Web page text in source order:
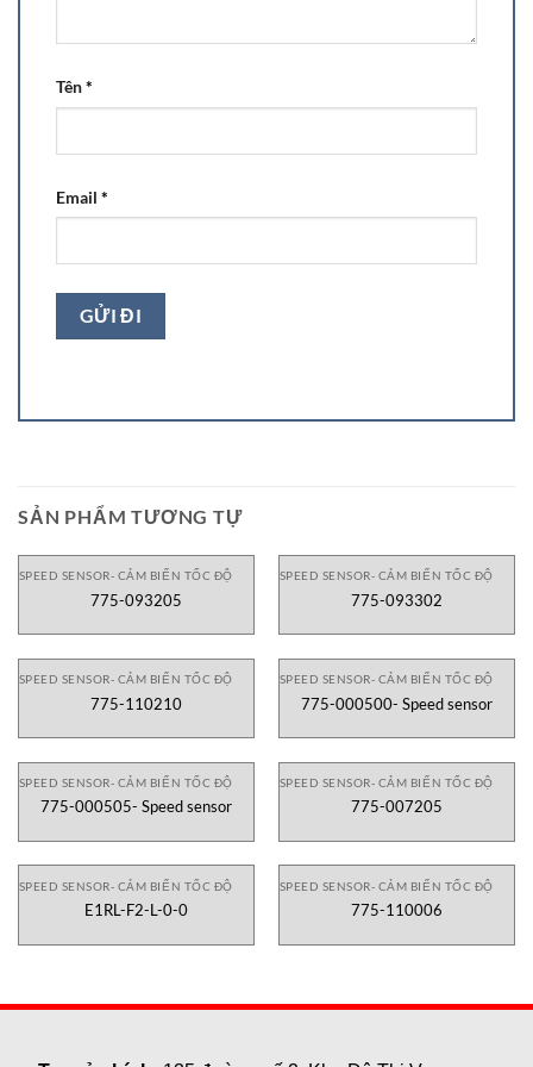
Tên*
Email *
SẢN PHẨM TƯƠNG TỰ
SPEED SENSOR- CẢM BIẾN TỐC ĐỘ
775-093205
SPEED SENSOR- CẢM BIẾN TỐC ĐỘ
775-093302
SPEED SENSOR- CẢM BIẾN TỐC ĐỘ
775-110210
SPEED SENSOR- CẢM BIẾN TỐC ĐỘ
775-000500- Speed sensor
SPEED SENSOR- CẢM BIẾN TỐC ĐỘ
775-000505- Speed sensor
SPEED SENSOR- CẢM BIẾN TỐC ĐỘ
775-007205
SPEED SENSOR- CẢM BIẾN TỐC ĐỘ
E1RL-F2-L-0-0
SPEED SENSOR- CẢM BIẾN TỐC ĐỘ
775-110006